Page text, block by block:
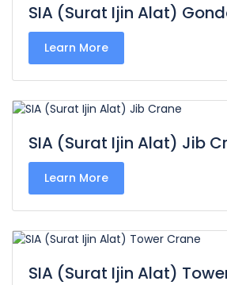
SIA (Surat Ijin Alat)
Learn More
SIA (Surat Ijin Alat) Jib
Learn More
SIA (Surat Ijin Alat)